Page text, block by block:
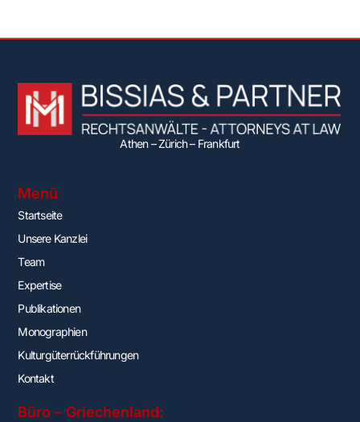
Athen – Zürich – Frankfurt
Menü
Startseite
Unsere Kanzlei
Team
Expertise
Publikationen
Monographien
Kulturgüterrückführungen
Kontakt
Büro – Griechenland: